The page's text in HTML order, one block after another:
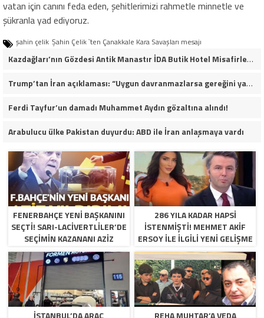
vatan için canını feda eden, şehitlerimizi rahmetle minnetle ve
şükranla yad ediyoruz.
şahin çelik Şahin Çelik `ten Çanakkale Kara Savaşları mesajı
Kazdağları’nın Gözdesi Antik Manastır İDA Butik Hotel Misafirlerinden Tam Not Alıyor
Trump’tan İran açıklaması: “Uygun davranmazlarsa gereğini yaparım”
Ferdi Tayfur’un damadı Muhammet Aydın gözaltına alındı!
Arabulucu ülke Pakistan duyurdu: ABD ile İran anlaşmaya vardı
FENERBAHÇE YENI BAŞKANINI
SEÇTI! SARI-LACIVERTLILER’DE
SEÇIMIN KAZANANI AZIZ
YILDIRIM OLDU
286 YILA KADAR HAPSI
ISTENMIŞTI! MEHMET AKIF
ERSOY ILE ILGILI YENI GELIŞME
İSTANBUL’DA ARAÇ REHA MUHTAR’A VEDA